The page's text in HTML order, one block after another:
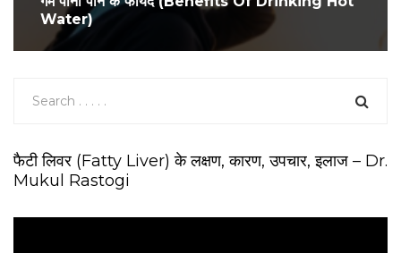
Water)
फैटी लिवर (Fatty Liver) के लक्षण, कारण, उपचार, इलाज – Dr.
Mukul Rastogi